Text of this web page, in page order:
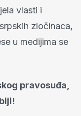
vlasti i
zločinaca,
u medijima se
pravosuđa,